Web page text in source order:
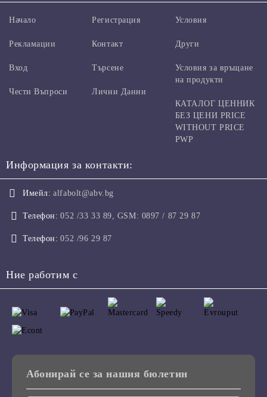
Начало
Рекламации
Вход
Чести Въпроси
Регистрация
Контакт
Търсене
Лични Данни
Условия
Други
Условия за връщане
на продукти
КАТАЛОГ ЦЕННИК
БЕЗ ЦЕНИ PRICE
WITHOUT PRICE
PWP
Информация за контакти:
Имейл: alfabolt@abv.bg
Телефон: 052 /33 33 89, GSM: 0897 / 87 29 87
Телефон: 052 /96 29 87
Ние работим с
Абонирай се за нашия бюлетин